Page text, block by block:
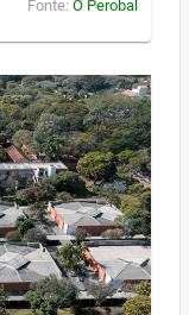
Fonte: O Perobal